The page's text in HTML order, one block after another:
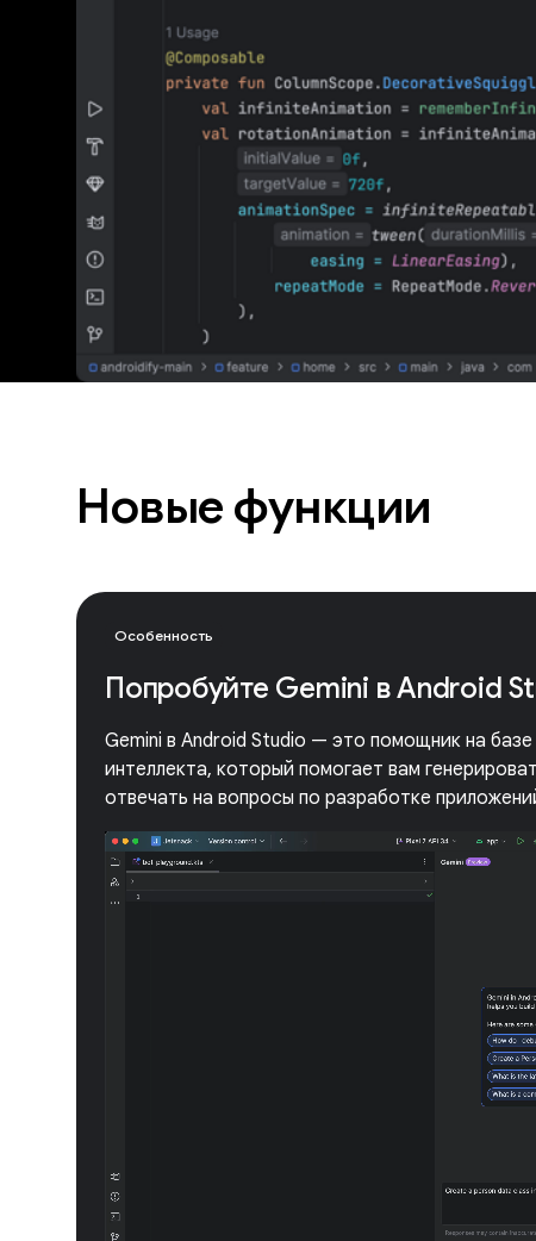
Новые функции
Особенность
Попробуйте Gemini в Android
Gemini в Android Studio — это помощник на базе
интеллекта, который помогает вам
отвечать на вопросы по разработке